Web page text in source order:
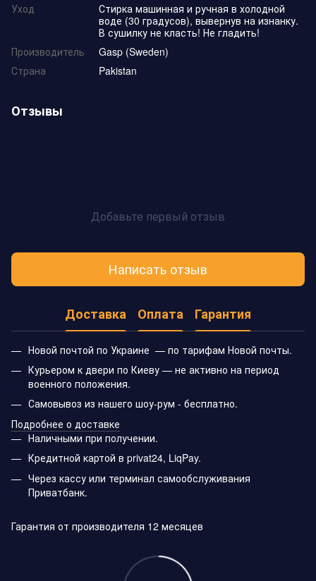
Уход
Стирка машинная и ручная в холодной
воде (30 градусов), вывернув на изнанку.
В сушилку не класть! Не гладить!
Производитель
Gasp (Sweden)
Страна
Pakistan
Отзывы
Добавьте первый отзыв
Написать отзыв
Доставка Оплата Гарантия
Новой почтой по Украине — по тарифам Новой почты.
Курьером к двери по Киеву — не активно на период
военного положения.
Самовывоз из нашего шоу-рум - бесплатно.
Подробнее о доставке
Наличными при получении.
Кредитной картой в privat24, LiqPay.
Через кассу или терминал самообслуживания
Приватбанк.
Гарантия от производителя 12 месяцев